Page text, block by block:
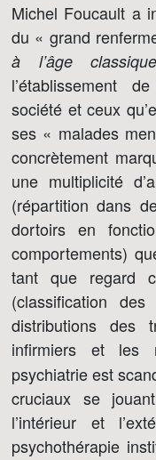
Michel Foucault a
du « grand
à l’âge classique
l’établissement
société et ceux
ses « malades
concrètement
une multiplicité
(répartition dans
dortoirs en
comportements)
tant que regard
(classification
distributions des
infirmiers et les
psychiatrie est
cruciaux se
l’intérieur et
psychothérapie